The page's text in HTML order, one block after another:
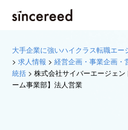
大手企業に強いハイクラス転職エー
> 求人情報 > 経営企画・事業企画・
統括 > 株式会社サイバーエージェ
ーム事業部】法人営業